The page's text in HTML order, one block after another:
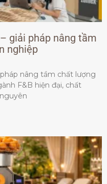
giải pháp nâng tầm
nghiệp
nâng tầm chất lượng
F&B hiện đại, chất